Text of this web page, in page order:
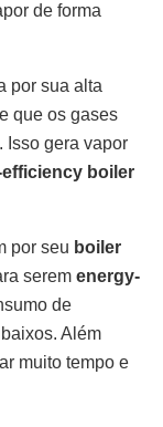
de forma
por sua alta
que os gases
Isso gera vapor
efficiency boiler
por seu boiler
serem energy-
de
Além
muito tempo e